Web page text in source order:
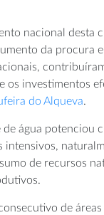
nacional desta
da procura
os investimentos
do Alqueva.
água potenciou
intensivos,
de recursos
de